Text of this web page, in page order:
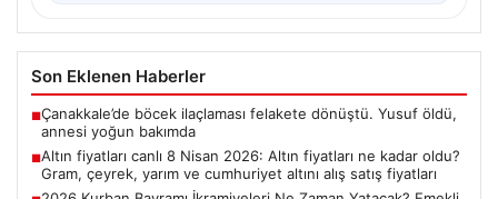
Son Eklenen Haberler
■Çanakkale’de böcek ilaçlaması felakete dönüştü. Yusuf öldü,
annesi yoğun bakımda
■Altın fiyatları canlı 8 Nisan 2026: Altın fiyatları ne kadar oldu?
Gram, çeyrek, yarım ve cumhuriyet altını alış satış fiyatları